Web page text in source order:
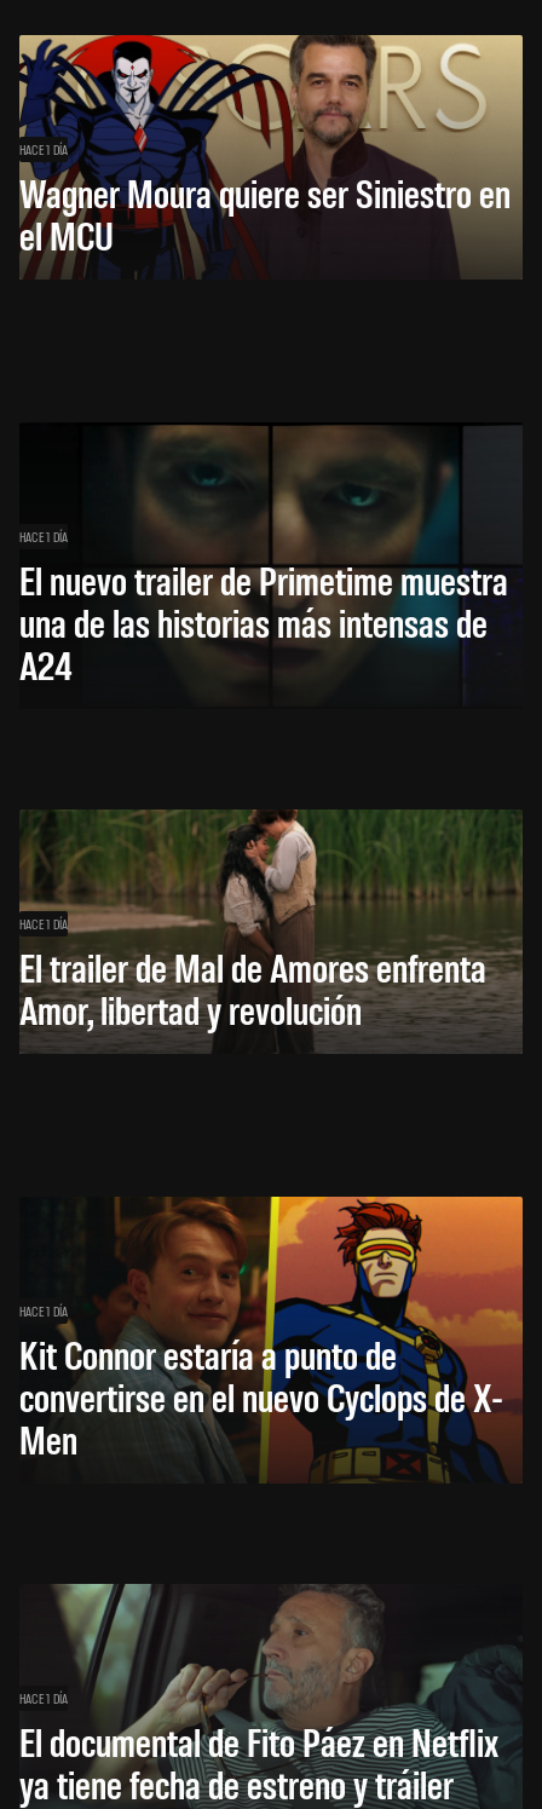
HACE 1 DÍA
Wagner Moura quiere ser Siniestro en
el MCU
HACE 1 DÍA
El nuevo trailer de Primetime muestra
una de las historias más intensas de
A24
HACE 1 DÍA
El trailer de Mal de Amores enfrenta
Amor, libertad y revolución
HACE 1 DÍA
Kit Connor estaría a punto de
convertirse en el nuevo Cyclops de X-
Men
HACE 1 DÍA
El documental de Fito Páez en Netflix
ya tiene fecha de estreno y tráiler